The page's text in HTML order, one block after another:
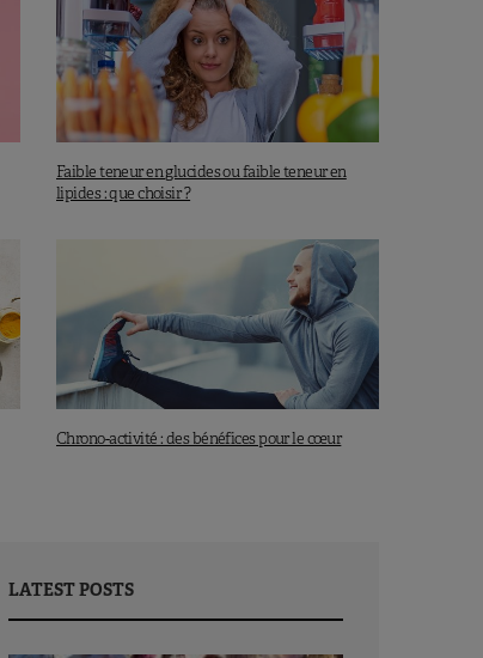
Faible teneur en glucides ou faible teneur en
lipides : que choisir ?
Chrono-activité : des bénéfices pour le cœur
LATEST POSTS